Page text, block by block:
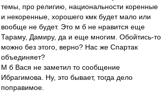
темы, про религию, национальности коренные
и некоренные, хорошего кмк будет мало или
вообще не будет. Это м б не нравится еще
Тараму, Дамиру, да и еще многим. Обойтись-то
можно без этого, верно? Нас же Спартак
объединяет?
М б Вася не заметил то сообщение
Ибрагимова. Ну, это бывает, тогда дело
поправимое.